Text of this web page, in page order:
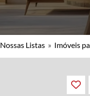
Nossas Listas » Imóveis